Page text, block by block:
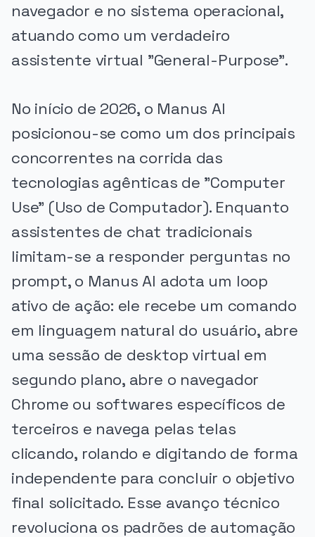
navegador e no sistema operacional,
atuando como um verdadeiro
assistente virtual "General-Purpose".
No início de 2026, o Manus AI
posicionou-se como um dos principais
concorrentes na corrida das
tecnologias agênticas de "Computer
Use" (Uso de Computador). Enquanto
assistentes de chat tradicionais
limitam-se a responder perguntas no
prompt, o Manus AI adota um loop
ativo de ação: ele recebe um comando
em linguagem natural do usuário, abre
uma sessão de desktop virtual em
segundo plano, abre o navegador
Chrome ou softwares específicos de
terceiros e navega pelas telas
clicando, rolando e digitando de forma
independente para concluir o objetivo
final solicitado. Esse avanço técnico
revoluciona os padrões de automação